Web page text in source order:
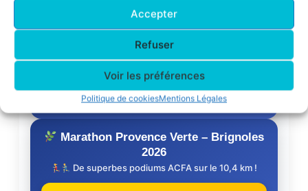
Accepter
Refuser
Voir les préférences
Politique de cookiesMentions Légales
2e M5F – 10 km en54m 55s
Une superbe deuxième place de catégorie
Une belle performance pour l’ACFA sur la Corrida
pédestre de Toulouse
Marathon Provence Verte – Brignoles
2026
De superbes podiums ACFA sur le 10,4 km !